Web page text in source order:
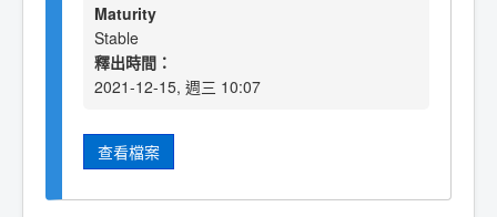
Maturity
Stable
釋出時間：
2021-12-15, 週三 10:07
查看檔案